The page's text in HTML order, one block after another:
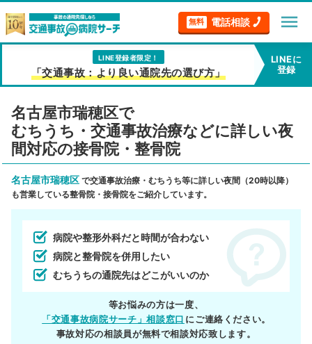
無料 電話相談 menu
LINE登録者限定！
「交通事故：より良い通院先の選び方」
LINEに
登録
名古屋市瑞穂区で
むちうち・交通事故治療などに詳しい夜
間対応の接骨院・整骨院
名古屋市瑞穂区 で交通事故治療・むちうち等に詳しい夜間（20時以降）
も営業している整骨院・接骨院をご紹介しています。
病院や整形外科だと時間が合わない
病院と整骨院を併用したい
むちうちの通院先はどこがいいのか
等お悩みの方は一度、
「交通事故病院サーチ」相談窓口 にご連絡ください。
事故対応の相談員が無料で相談対応致します。